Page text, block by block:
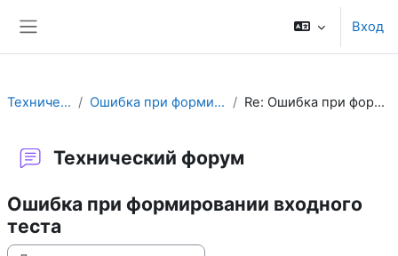
Вход
Технический форум Ошибка при формировании входного теста Re: Ошибка при формировании входного теста
Технический форум
Ошибка при формировании входного
теста
Режим отображения